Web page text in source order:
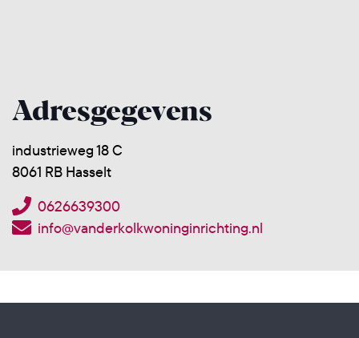
Adresgegevens
industrieweg 18 C
8061 RB Hasselt
0626639300
info@vanderkolkwoninginrichting.nl